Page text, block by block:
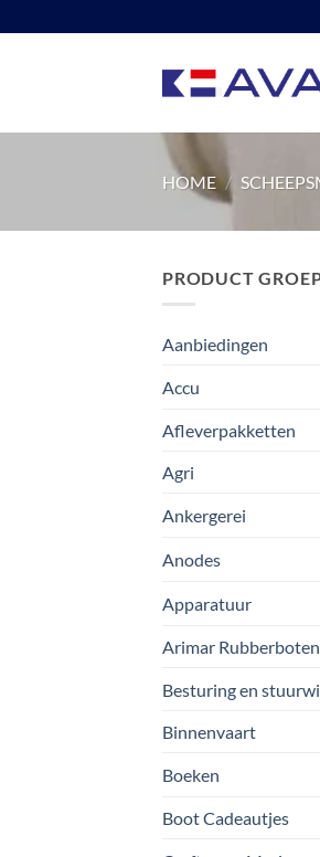
naar
HOME /
PRODUCT
Aanbiedingen
Accu
Afleverpakketten
Agri
Ankergerei
Anodes
Apparatuur
Arimar Rubberboten
Besturing en
Binnenvaart
Boeken
Boot Cadeautjes